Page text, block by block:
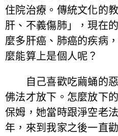
住院治療。傳統文化的
肝、不義傷肺」，現在
麼多肝癌、肺癌的疾病
麼能算上是個人呢？
自己喜歡吃繭蛹的惡
佛法才放下。怎麼放下
保姆，她當時跟淨空老
年，來到我家之後一直